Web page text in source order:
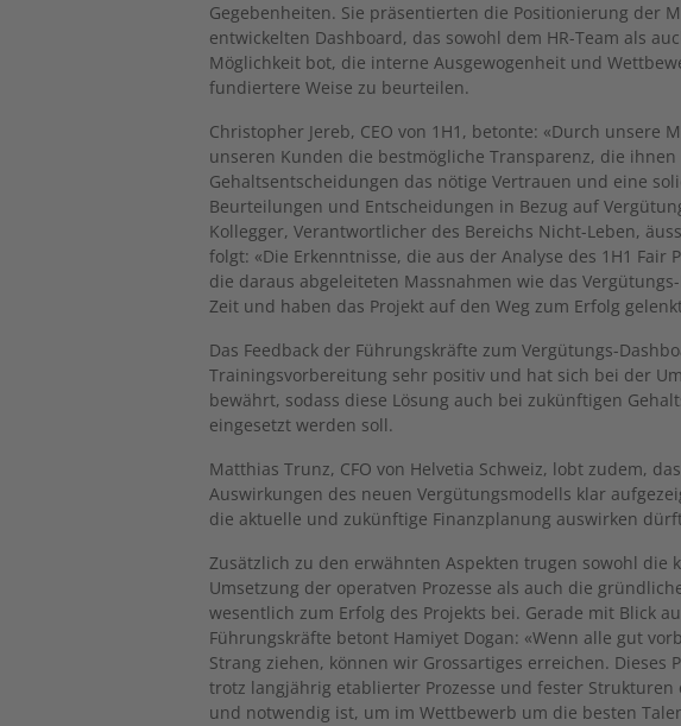
Gegebenheiten. Sie präsentierten die Positionierung der
entwickelten Dashboard, das sowohl dem HR-Team als
Möglichkeit bot, die interne Ausgewogenheit und
fundiertere Weise zu beurteilen.
Christopher Jereb, CEO von 1H1, betonte: «Durch unsere
unseren Kunden die bestmögliche Transparenz, die
Gehaltsentscheidungen das nötige Vertrauen und eine
Beurteilungen und Entscheidungen in Bezug auf
Kollegger, Verantwortlicher des Bereichs Nicht-Leben,
folgt: «Die Erkenntnisse, die aus der Analyse des 1H1 Fair
die daraus abgeleiteten Massnahmen wie das
Zeit und haben das Projekt auf den Weg zum Erfolg
Das Feedback der Führungskräfte zum Vergütungs-
Trainingsvorbereitung sehr positiv und hat sich bei der
bewährt, sodass diese Lösung auch bei zukünftigen
eingesetzt werden soll.
Matthias Trunz, CFO von Helvetia Schweiz, lobt zudem,
Auswirkungen des neuen Vergütungsmodells klar
die aktuelle und zukünftige Finanzplanung auswirken
Zusätzlich zu den erwähnten Aspekten trugen sowohl die
Umsetzung der operatven Prozesse als auch die
wesentlich zum Erfolg des Projekts bei. Gerade mit Blick
Führungskräfte betont Hamiyet Dogan: «Wenn alle gut
Strang ziehen, können wir Grossartiges erreichen. Dieses
trotz langjährig etablierter Prozesse und fester
und notwendig ist, um im Wettbewerb um die besten